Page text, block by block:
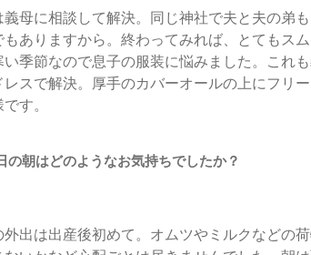
義母に相談して解決。同じ神社で夫と夫の弟
もありますから。終わってみれば、とてもス
い季節なので息子の服装に悩みました。これ
レスで解決。厚手のカバーオールの上にフリ
す。
の朝はどのようなお気持ちでしたか？
外出は出産後初めて。オムツやミルクなどの